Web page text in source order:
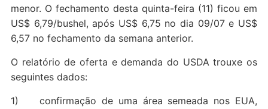
menor. O fechamento desta quinta-feira (11) ficou em
US$ 6,79/bushel, após US$ 6,75 no dia 09/07 e US$
6,57 no fechamento da semana anterior.
O relatório de oferta e demanda do USDA trouxe os
seguintes dados:
1) confirmação de uma área semeada nos EUA,